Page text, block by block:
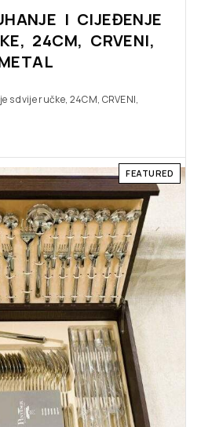
I CIJEĐENJE
24CM, CRVENI,
s dvije ručke, 24CM, CRVENI,
FEATURED